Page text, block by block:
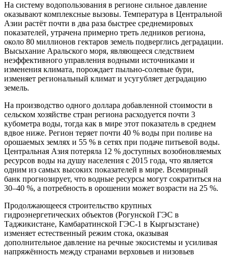
На систему водопользования в регионе сильное давление
оказывают комплексные вызовы. Температура в Центральной
Азии растёт почти в два раза быстрее среднемировых
показателей, утрачена примерно треть ледников региона,
около 80 миллионов гектаров земель подверглись деградации.
Высыхание Аральского моря, являющееся следствием
неэффективного управления водными источниками и
изменения климата, порождает пыльно-солевые бури,
изменяет региональный климат и усугубляет деградацию
земель.
На производство одного доллара добавленной стоимости в
сельском хозяйстве стран региона расходуется почти 3
кубометра воды, тогда как в мире этот показатель в среднем
вдвое ниже. Регион теряет почти 40 % воды при поливе на
орошаемых землях и 55 % в сетях при подаче питьевой воды.
Центральная Азия потеряла 12 % доступных возобновляемых
ресурсов воды на душу населения с 2015 года, что является
одним из самых высоких показателей в мире. Всемирный
банк прогнозирует, что водные ресурсы могут сократиться на
30–40 %, а потребность в орошении может возрасти на 25 %.
Продолжающееся строительство крупных
гидроэнергетических объектов (Рогунской ГЭС в
Таджикистане, Камбаратинской ГЭС-1 в Кыргызстане)
изменяет естественный режим стока, оказывая
дополнительное давление на речные экосистемы и усиливая
напряжённость между странами верховьев и низовьев